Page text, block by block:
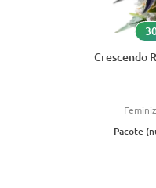
Crescendo
Pacote